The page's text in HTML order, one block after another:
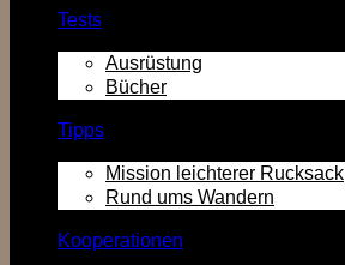
Tests
Ausrüstung
Bücher
Tipps
Mission leichterer Rucksack
Rund ums Wandern
Kooperationen